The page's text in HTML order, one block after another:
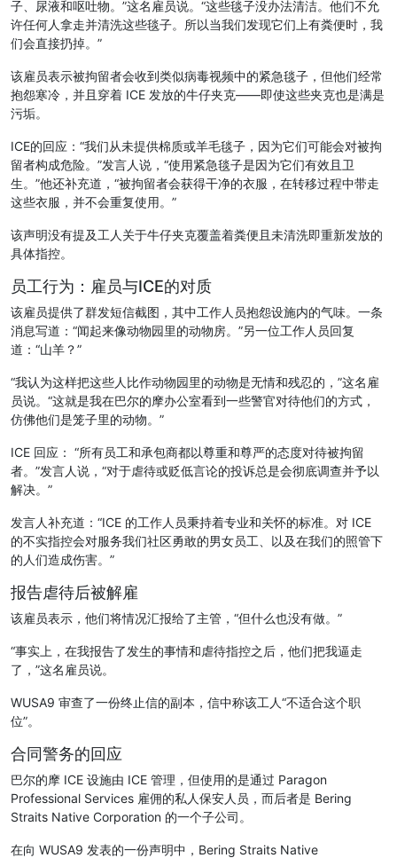
子、尿液和呕吐物。”这名雇员说。“这些毯子没办法清洁。他们不允
许任何人拿走并清洗这些毯子。所以当我们发现它们上有粪便时，我
们会直接扔掉。”
该雇员表示被拘留者会收到类似病毒视频中的紧急毯子，但他们经常
抱怨寒冷，并且穿着 ICE 发放的牛仔夹克——即使这些夹克也是满是
污垢。
ICE的回应：“我们从未提供棉质或羊毛毯子，因为它们可能会对被拘
留者构成危险。”发言人说，“使用紧急毯子是因为它们有效且卫
生。”他还补充道，“被拘留者会获得干净的衣服，在转移过程中带走
这些衣服，并不会重复使用。”
该声明没有提及工人关于牛仔夹克覆盖着粪便且未清洗即重新发放的
具体指控。
员工行为：雇员与ICE的对质
该雇员提供了群发短信截图，其中工作人员抱怨设施内的气味。一条
消息写道：“闻起来像动物园里的动物房。”另一位工作人员回复
道：“山羊？”
“我认为这样把这些人比作动物园里的动物是无情和残忍的，”这名雇
员说。“这就是我在巴尔的摩办公室看到一些警官对待他们的方式，
仿佛他们是笼子里的动物。”
ICE 回应： “所有员工和承包商都以尊重和尊严的态度对待被拘留
者。”发言人说，“对于虐待或贬低言论的投诉总是会彻底调查并予以
解决。”
发言人补充道：“ICE 的工作人员秉持着专业和关怀的标准。对 ICE
的不实指控会对服务我们社区勇敢的男女员工、以及在我们的照管下
的人们造成伤害。”
报告虐待后被解雇
该雇员表示，他们将情况汇报给了主管，“但什么也没有做。”
“事实上，在我报告了发生的事情和虐待指控之后，他们把我逼走
了，”这名雇员说。
WUSA9 审查了一份终止信的副本，信中称该工人“不适合这个职
位”。
合同警务的回应
巴尔的摩 ICE 设施由 ICE 管理，但使用的是通过 Paragon
Professional Services 雇佣的私人保安人员，而后者是 Bering
Straits Native Corporation 的一个子公司。
在向 WUSA9 发表的一份声明中，Bering Straits Native